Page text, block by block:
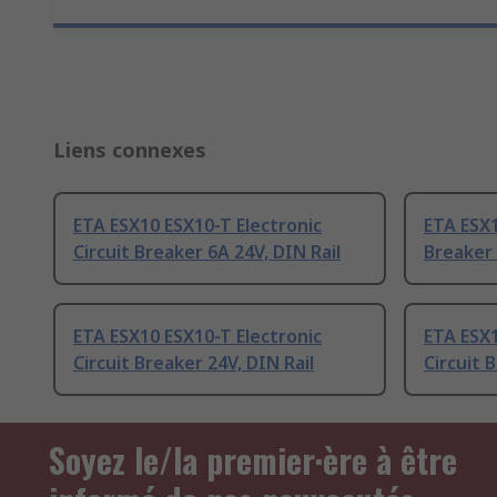
Liens connexes
ETA ESX10 ESX10-T Electronic
Circuit Breaker 6A 24V, DIN Rail
ETA
Breaker
ETA ESX10 ESX10-T Electronic
Circuit Breaker 24V, DIN Rail
ETA
Circuit
Soyez le/la premier·ère à être